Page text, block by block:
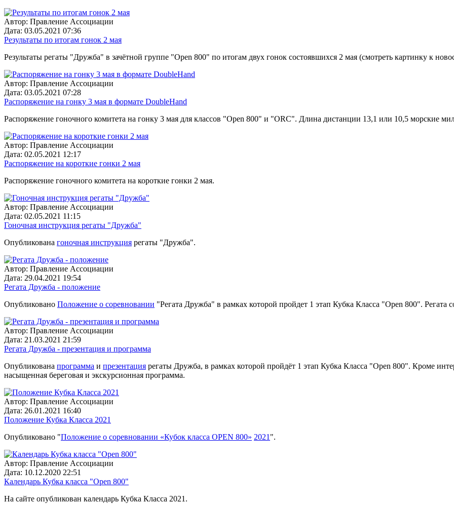
Автор: Правление Ассоциации
Дата: 03.05.2021 07:36
Результаты по итогам гонок 2 мая
Результаты регаты "Дружба" в зачётной группе "Open 800" по итогам двух гонок состоявшихся 2 мая (смотреть картинку к
Автор: Правление Ассоциации
Дата: 03.05.2021 07:28
Распоряжение на гонку 3 мая в формате DoubleHand
Распоряжение гоночного комитета на гонку 3 мая для классов "Open 800" и "ORC". Длина дистанции 13,1 или 10,5 морские
Автор: Правление Ассоциации
Дата: 02.05.2021 12:17
Распоряжение на короткие гонки 2 мая
Распоряжение гоночного комитета на короткие гонки 2 мая.
Автор: Правление Ассоциации
Дата: 02.05.2021 11:15
Гоночная инструкция регаты "Дружба"
Опубликована гоночная инструкция регаты "Дружба".
Автор: Правление Ассоциации
Дата: 29.04.2021 19:54
Регата Дружба - положение
Опубликовано Положение о соревновании "Регата Дружба" в рамках которой пройдет 1 этап Кубка Класса "Open 800". Регата
Автор: Правление Ассоциации
Дата: 21.03.2021 21:59
Регата Дружба - презентация и программа
Опубликована программа и презентация регаты Дружба, в рамках которой пройдёт 1 этап Кубка Класса "Open 800". Кроме
насыщенная береговая и экскурсионная программа.
Автор: Правление Ассоциации
Дата: 26.01.2021 16:40
Положение Кубка Класса 2021
Опубликовано "Положение о соревновании «Кубок класса OPEN 800» 2021 ".
Автор: Правление Ассоциации
Дата: 10.12.2020 22:51
Календарь Кубка класса "Open 800"
На сайте опубликован календарь Кубка Класса 2021.